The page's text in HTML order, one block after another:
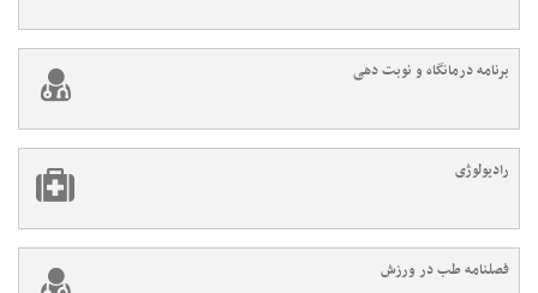
برنامه درمانگاه و نوبت دهی
رادیولوژی
فصلنامه طب در ورزش